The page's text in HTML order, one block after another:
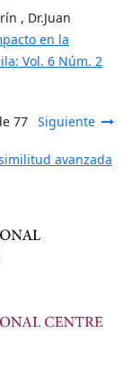
, Dr.Juan
en la
Vol. 6 Núm. 2
77 Siguiente
avanzada